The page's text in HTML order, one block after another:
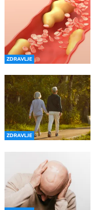
ZDRAVLJE
ZDRAVLJE